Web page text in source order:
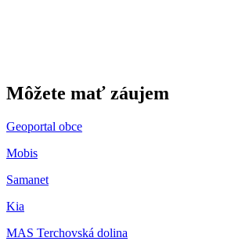
Môžete mať záujem
Geoportal obce
Mobis
Samanet
Kia
MAS Terchovská dolina